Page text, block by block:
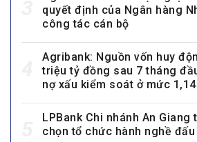
quyết định của Ngân hàng
công tác cán bộ
Agribank: Nguồn vốn huy
triệu tỷ đồng sau 7 tháng
nợ xấu kiểm soát ở mức
LPBank Chi nhánh An Giang
chọn tổ chức hành nghề